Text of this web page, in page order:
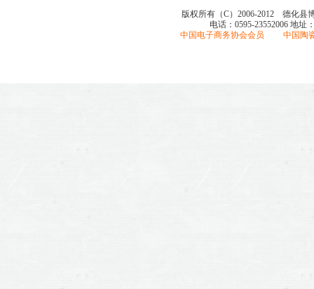
版权所有（C）2006-2012 德化县
电话：0595-23552006 地址
中国电子商务协会会员 中国陶